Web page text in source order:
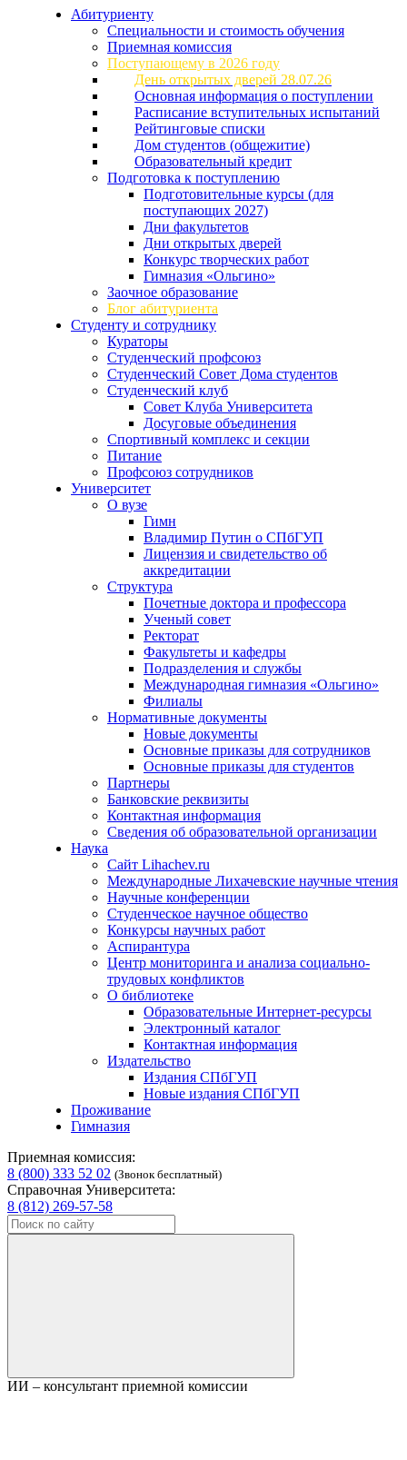
Абитуриенту
Специальности и стоимость обучения
Приемная комиссия
Поступающему в 2026 году
День открытых дверей 28.07.26
Основная информация о поступлении
Расписание вступительных испытаний
Рейтинговые списки
Дом студентов (общежитие)
Образовательный кредит
Подготовка к поступлению
Подготовительные курсы (для
поступающих 2027)
Дни факультетов
Дни открытых дверей
Конкурс творческих работ
Гимназия «Ольгино»
Заочное образование
Блог абитуриента
Студенту и сотруднику
Кураторы
Студенческий профсоюз
Студенческий Совет Дома студентов
Студенческий клуб
Совет Клуба Университета
Досуговые объединения
Спортивный комплекс и секции
Питание
Профсоюз сотрудников
Университет
О вузе
Гимн
Владимир Путин о СПбГУП
Лицензия и свидетельство об
аккредитации
Структура
Почетные доктора и профессора
Ученый совет
Ректорат
Факультеты и кафедры
Подразделения и службы
Международная гимназия «Ольгино»
Филиалы
Нормативные документы
Новые документы
Основные приказы для сотрудников
Основные приказы для студентов
Партнеры
Банковские реквизиты
Контактная информация
Сведения об образовательной организации
Наука
Сайт Lihachev.ru
Международные Лихачевские научные чтения
Научные конференции
Студенческое научное общество
Конкурсы научных работ
Аспирантура
Центр мониторинга и анализа социально-
трудовых конфликтов
О библиотеке
Образовательные Интернет-ресурсы
Электронный каталог
Контактная информация
Издательство
Издания СПбГУП
Новые издания СПбГУП
Проживание
Гимназия
Приемная комиссия:
8 (800) 333 52 02 (Звонок бесплатный)
Справочная Университета:
8 (812) 269-57-58
ИИ – консультант приемной комиссии